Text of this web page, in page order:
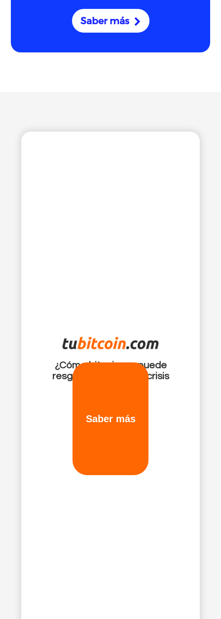
Saber más
¿Cómo bitcoin me puede
resguardar ante una crisis
Saber más